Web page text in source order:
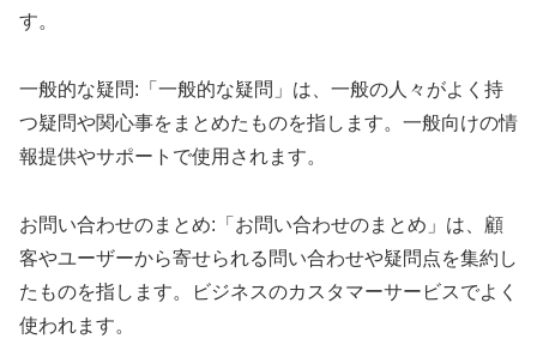
す。
一般的な疑問:「一般的な疑問」は、一般の人々がよく持
つ疑問や関心事をまとめたものを指します。一般向けの情
報提供やサポートで使用されます。
お問い合わせのまとめ:「お問い合わせのまとめ」は、顧
客やユーザーから寄せられる問い合わせや疑問点を集約し
たものを指します。ビジネスのカスタマーサービスでよく
使われます。